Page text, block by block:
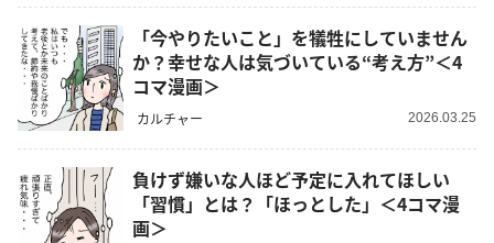
「今やりたいこと」を犠牲にしていません
か？幸せな人は気づいている“考え方”＜4
コマ漫画＞
カルチャー 2026.03.25
負けず嫌いな人ほど予定に入れてほしい
「習慣」とは？「ほっとした」＜4コマ漫
画＞